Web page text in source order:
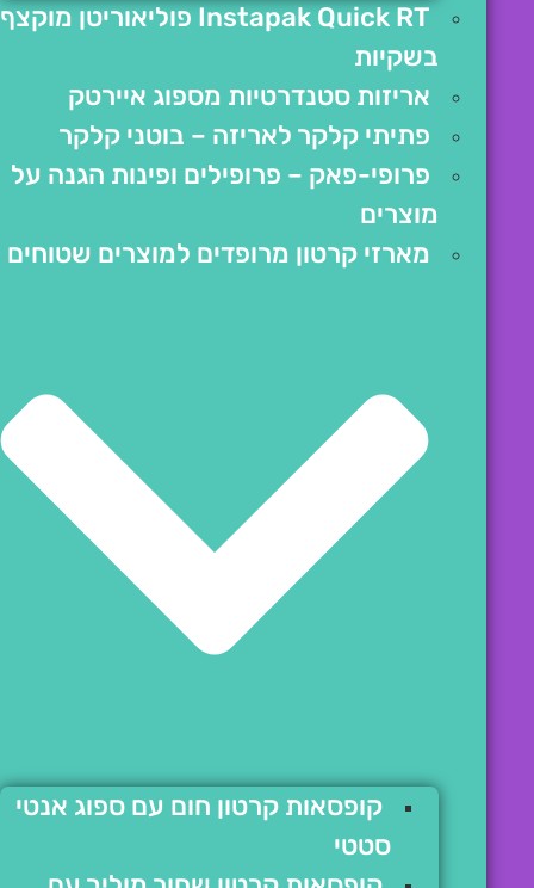
Instapak Quick RT פוליאוריטן מוקצף
בשקיות
אריזות סטנדרטיות מספוג איירטק
פתיתי קלקר לאריזה – בוטני קלקר
פרופי-פאק – פרופילים ופינות הגנה על
מוצרים
מארזי קרטון מרופדים למוצרים שטוחים
קופסאות קרטון חום עם ספוג אנטי
סטטי